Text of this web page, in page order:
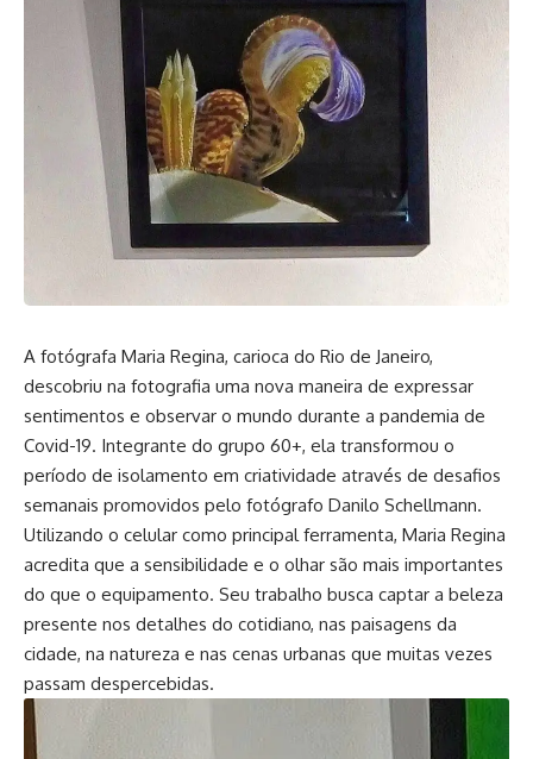
A fotógrafa Maria Regina, carioca do Rio de Janeiro,
descobriu na fotografia uma nova maneira de expressar
sentimentos e observar o mundo durante a pandemia de
Covid-19. Integrante do grupo 60+, ela transformou o
período de isolamento em criatividade através de desafios
semanais promovidos pelo fotógrafo Danilo Schellmann.
Utilizando o celular como principal ferramenta, Maria Regina
acredita que a sensibilidade e o olhar são mais importantes
do que o equipamento. Seu trabalho busca captar a beleza
presente nos detalhes do cotidiano, nas paisagens da
cidade, na natureza e nas cenas urbanas que muitas vezes
passam despercebidas.